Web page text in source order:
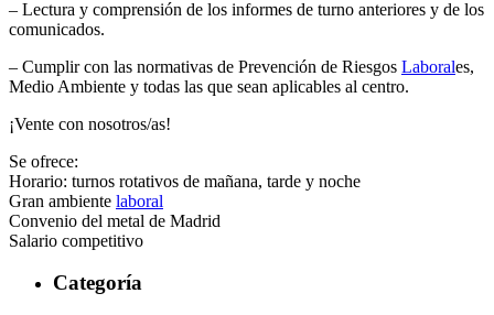
– Lectura y comprensión de los informes de turno anteriores y de los
comunicados.
– Cumplir con las normativas de Prevención de Riesgos Laborales,
Medio Ambiente y todas las que sean aplicables al centro.
¡Vente con nosotros/as!
Se ofrece:
Horario: turnos rotativos de mañana, tarde y noche
Gran ambiente laboral
Convenio del metal de Madrid
Salario competitivo
Categoría